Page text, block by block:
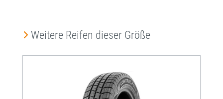
Produktgalerie überspringen
Weitere Reifen dieser Größe